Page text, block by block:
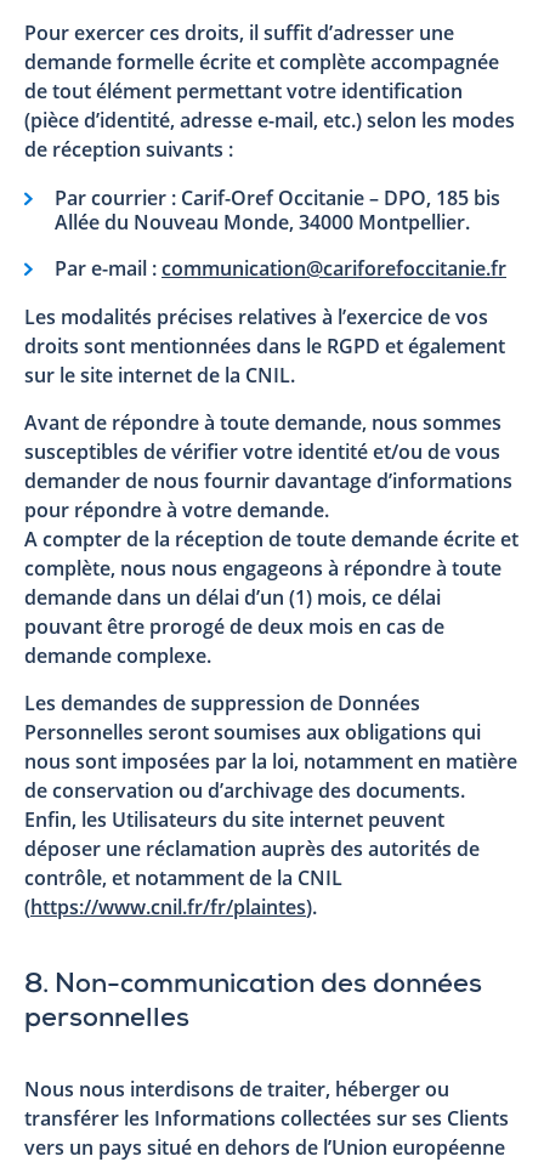
Pour exercer ces droits, il suffit d’adresser une
demande formelle écrite et complète accompagnée
de tout élément permettant votre identification
(pièce d’identité, adresse e-mail, etc.) selon les modes
de réception suivants :
Par courrier : Carif-Oref Occitanie – DPO, 185 bis
Allée du Nouveau Monde, 34000 Montpellier.
Par e-mail :communication@cariforefoccitanie.fr
Les modalités précises relatives à l’exercice de vos
droits sont mentionnées dans le RGPD et également
sur le site internet de la CNIL.
Avant de répondre à toute demande, nous sommes
susceptibles de vérifier votre identité et/ou de vous
demander de nous fournir davantage d’informations
pour répondre à votre demande.
A compter de la réception de toute demande écrite et
complète, nous nous engageons à répondre à toute
demande dans un délai d’un (1) mois, ce délai
pouvant être prorogé de deux mois en cas de
demande complexe.
Les demandes de suppression de Données
Personnelles seront soumises aux obligations qui
nous sont imposées par la loi, notamment en matière
de conservation ou d’archivage des documents.
Enfin, les Utilisateurs du site internet peuvent
déposer une réclamation auprès des autorités de
contrôle, et notamment de la CNIL
(https://www.cnil.fr/fr/plaintes).
8. Non-communication des données
personnelles
Nous nous interdisons de traiter, héberger ou
transférer les Informations collectées sur ses Clients
vers un pays situé en dehors de l’Union européenne